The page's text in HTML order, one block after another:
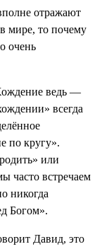
отражают
мире, то почему
очень
ведь —
всегда
по кругу».
или
часто встречаем
никогда
Богом».
Давид, это